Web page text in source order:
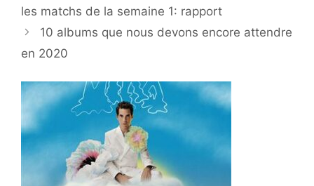
les matchs de la semaine 1: rapport
10 albums que nous devons encore attendre
en 2020